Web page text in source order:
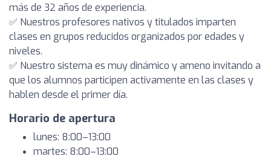
más de 32 años de experiencia.
✅ Nuestros profesores nativos y titulados imparten
clases en grupos reducidos organizados por edades y
niveles.
✅ Nuestro sistema es muy dinámico y ameno invitando a
que los alumnos participen activamente en las clases y
hablen desde el primer día.
Horario de apertura
lunes: 8:00–13:00
martes: 8:00–13:00